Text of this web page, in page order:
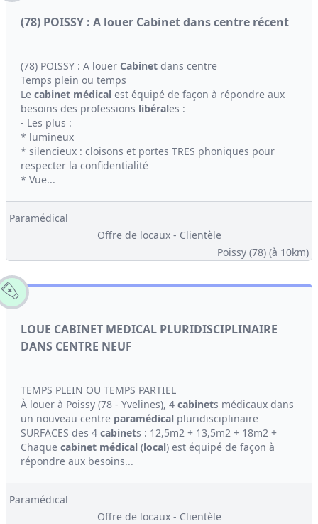
(78) POISSY : A louer Cabinet dans centre récent
(78) POISSY : A louer Cabinet dans centre
Temps plein ou temps
Le cabinet médical est équipé de façon à répondre aux
besoins des professions libérales :
- Les plus :
* lumineux
* silencieux : cloisons et portes TRES phoniques pour
respecter la confidentialité
* Vue...
Paramédical
Offre de locaux - Clientèle
Poissy (78) (à 10km)
LOUE CABINET MEDICAL PLURIDISCIPLINAIRE
DANS CENTRE NEUF
TEMPS PLEIN OU TEMPS PARTIEL
À louer à Poissy (78 - Yvelines), 4 cabinets médicaux dans
un nouveau centre paramédical pluridisciplinaire
SURFACES des 4 cabinets : 12,5m2 + 13,5m2 + 18m2 +
Chaque cabinet médical (local) est équipé de façon à
répondre aux besoins...
Paramédical
Offre de locaux - Clientèle